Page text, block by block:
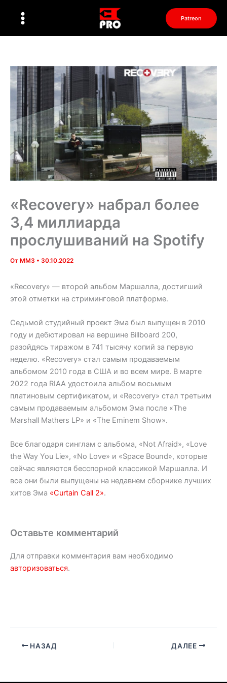
Patreon
«Recovery» набрал более
3,4 миллиарда
прослушиваний на Spotify
От MM3 • 30.10.2022
«Recovery» — второй альбом Маршалла, достигший
этой отметки на стриминговой платформе.
Седьмой студийный проект Эма был выпущен в 2010
году и дебютировал на вершине Billboard 200,
разойдясь тиражом в 741 тысячу копий за первую
неделю. «Recovery» стал самым продаваемым
альбомом 2010 года в США и во всем мире. В марте
2022 года RIAA удостоила альбом восьмым
платиновым сертификатом, и «Recovery» стал третьим
самым продаваемым альбомом Эма после «The
Marshall Mathers LP» и «The Eminem Show».
Все благодаря синглам с альбома, «Not Afraid», «Love
the Way You Lie», «No Love» и «Space Bound», которые
сейчас являются бесспорной классикой Маршалла. И
все они были выпущены на недавнем сборнике лучших
хитов Эма «Curtain Call 2».
Оставьте комментарий
Для отправки комментария вам необходимо
авторизоваться.
НАЗАД ДАЛЕЕ